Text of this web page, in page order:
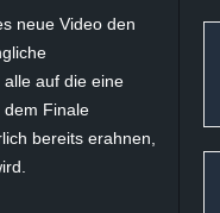
neue Video den
auf die eine
Finale
bereits erahnen,